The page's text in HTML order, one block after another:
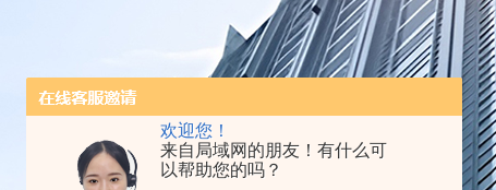
欢迎您！
来自局域网的朋友！有什么可
以帮助您的吗？